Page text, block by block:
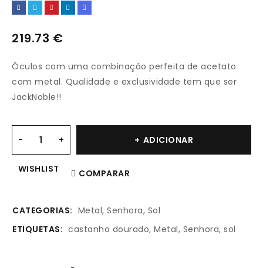
219.73 €
Óculos com uma combinação perfeita de acetato
com metal. Qualidade e exclusividade tem que ser
JackNoble!!
ADICIONAR
WISHLIST COMPARAR
CATEGORIAS: Metal, Senhora, Sol
ETIQUETAS: castanho dourado, Metal, Senhora, sol